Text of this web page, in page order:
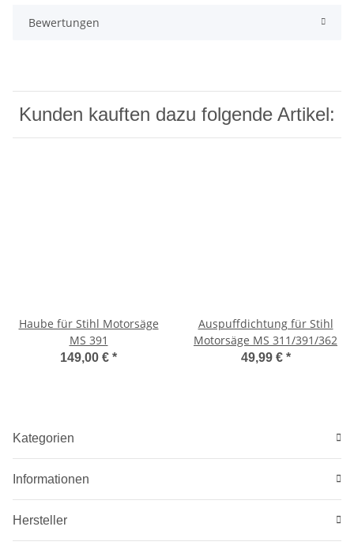
Bewertungen
Kunden kauften dazu folgende Artikel:
Haube für Stihl Motorsäge
MS 391
149,00 € *
Auspuffdichtung für Stihl
Motorsäge MS 311/391/362
49,99 € *
Kategorien
Informationen
Hersteller